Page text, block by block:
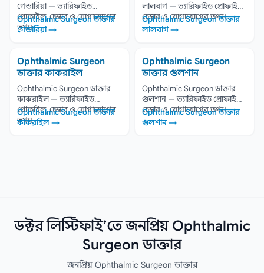
গেন্ডারিয়া — ভ্যারিফাইড
প্রোফাইল, চেম্বার ও যোগাযোগের
তথ্য।
Ophthalmic Surgeon ডাক্তার
গেন্ডারিয়া →
লালবাগ — ভ্যারিফাইড প্রোফাইল,
চেম্বার ও যোগাযোগের তথ্য।
Ophthalmic Surgeon ডাক্তার
লালবাগ →
Ophthalmic Surgeon
ডাক্তার কাকরাইল
Ophthalmic Surgeon ডাক্তার
কাকরাইল — ভ্যারিফাইড
প্রোফাইল, চেম্বার ও যোগাযোগের
তথ্য।
Ophthalmic Surgeon ডাক্তার
কাকরাইল →
Ophthalmic Surgeon
ডাক্তার গুলশান
Ophthalmic Surgeon ডাক্তার
গুলশান — ভ্যারিফাইড প্রোফাইল,
চেম্বার ও যোগাযোগের তথ্য।
Ophthalmic Surgeon ডাক্তার
গুলশান →
ডক্টর লিস্টিফাই’তে জনপ্রিয় Ophthalmic
Surgeon ডাক্তার
জনপ্রিয় Ophthalmic Surgeon ডাক্তার